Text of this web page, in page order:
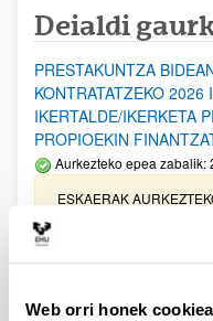
Web orri honek
Deialdi
PRESTAKUNTZA
KONTRATATZEKO 2026
IKERTALDE/IKERKETA
PROPIOEKIN
Aurkezteko epea zabalik:
ESKAERAK
UPV/EHUn Azpiegitura